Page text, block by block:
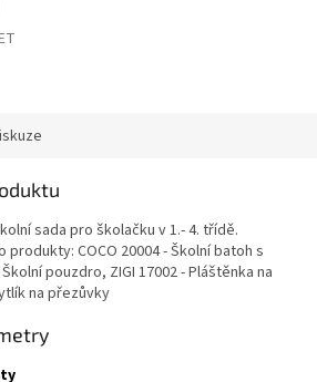
sada pro školačku v 1.- 4. třídě.
COCO 20004 - Školní batoh s
pouzdro, ZIGI 17002 - Pláštěnka na
na přezůvky